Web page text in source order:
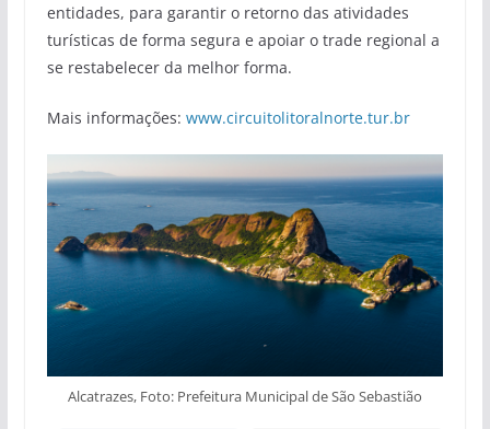
entidades, para garantir o retorno das atividades
turísticas de forma segura e apoiar o trade regional a
se restabelecer da melhor forma.
Mais informações: www.circuitolitoralnorte.tur.br
Alcatrazes, Foto: Prefeitura Municipal de São Sebastião